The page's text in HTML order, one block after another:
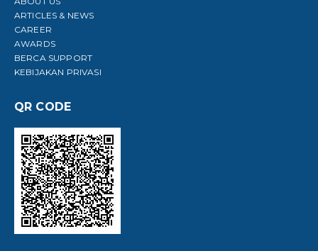
ARTICLES & NEWS
CAREER
AWARDS
BERCA SUPPORT
KEBIJAKAN PRIVASI
QR CODE